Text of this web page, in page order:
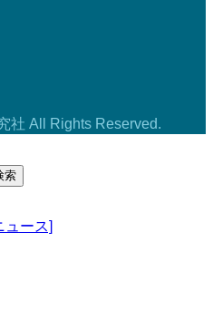
社 All Rights Reserved.
ュース]